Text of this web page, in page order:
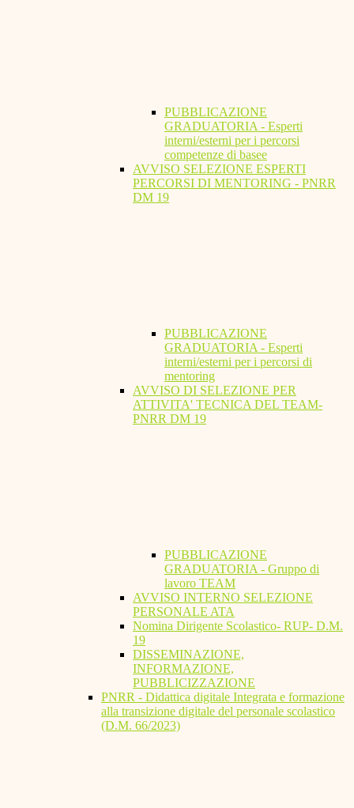
PUBBLICAZIONE
GRADUATORIA - Esperti
interni/esterni per i percorsi
competenze di basee
AVVISO SELEZIONE ESPERTI
PERCORSI DI MENTORING - PNRR
DM 19
PUBBLICAZIONE
GRADUATORIA - Esperti
interni/esterni per i percorsi di
mentoring
AVVISO DI SELEZIONE PER
ATTIVITA' TECNICA DEL TEAM-
PNRR DM 19
PUBBLICAZIONE
GRADUATORIA - Gruppo di
lavoro TEAM
AVVISO INTERNO SELEZIONE
PERSONALE ATA
Nomina Dirigente Scolastico- RUP- D.M.
19
DISSEMINAZIONE,
INFORMAZIONE,
PUBBLICIZZAZIONE
PNRR - Didattica digitale Integrata e formazione
alla transizione digitale del personale scolastico
(D.M. 66/2023)